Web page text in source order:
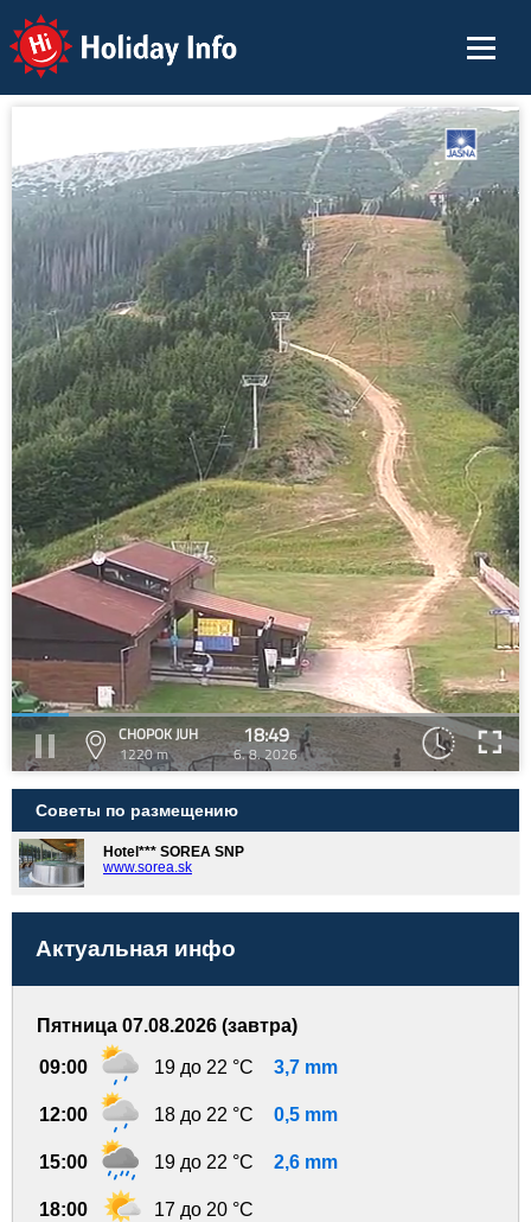
Holiday Info
CHOPOK JUH
1220 m
18:49
6. 8. 2026
Советы по размещению
Hotel*** SOREA SNP
www.sorea.sk
Актуальная инфо
Пятница 07.08.2026 (завтра)
09:00 19 до 22 °C 3,7 mm
12:00 18 до 22 °C 0,5 mm
15:00 19 до 22 °C 2,6 mm
18:00 17 до 20 °C